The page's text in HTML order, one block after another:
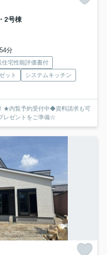
2号棟
分
住宅性能評価書付
ット
システムキッチン
★内覧予約受付中◆資料請求も可
レゼントをご準備☆